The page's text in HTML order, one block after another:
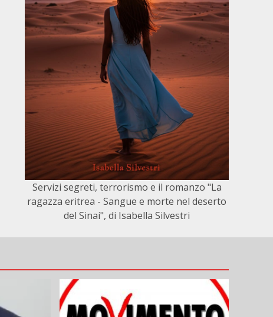
Servizi segreti, terrorismo e il romanzo "La
ragazza eritrea - Sangue e morte nel deserto
del Sinai", di Isabella Silvestri